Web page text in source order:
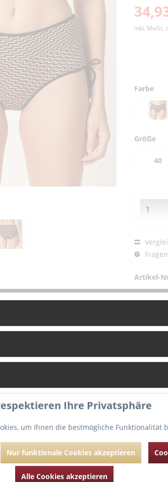
inkl. MwSt.
Farbe
Größe
40
Artikel-
verspielten Schleifen an der Hüfte. Ein
zu "Marie Jo Swim „Monica“
de Velde
Ihre Privatsphäre
um Ihnen die bestmögliche Funktionalität
Nur funktionale Cookies akzeptieren
Alle Cookies akzeptieren